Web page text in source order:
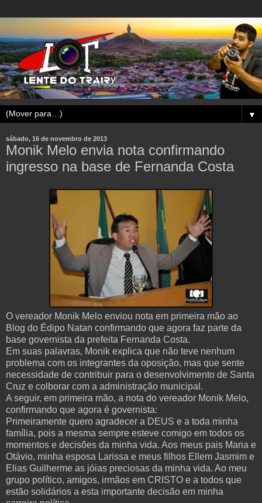
▼
sábado, 16 de novembro de 2013
Monik Melo envia nota confirmando
ingresso na base de Fernanda Costa
O vereador Monik Melo enviou nota em primeira mão ao
Blog do Édipo Natan confirmando que agora faz parte da
base governista da prefeita Fernanda Costa.
Em suas palavras, Monik explica que não teve nenhum
problema com os integrantes da oposição, mas que sente
necessidade de contribuir para o desenvolvimento de Santa
Cruz e colborar com a administração municipal.
A seguir, em primeira mão, a nota do vereador Monik Melo,
confirmando que agora é governista:
Primeiramente quero agradecer a DEUS e a toda minha
família, pois a mesma sempre esteve comigo em todos os
momentos e decisões da minha vida. Aos meus pais Maria e
Otávio, minha esposa Larissa e meus filhos Ellem Jasmim e
Elias Guilherme as jóias preciosas da minha vida. Ao meu
grupo político, amigos, irmãos em CRISTO e a todos que
estão solidários a esta importante decisão em minha